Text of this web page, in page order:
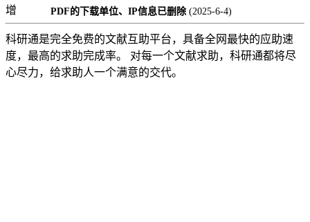
增
PDF的下载单位、IP信息已删除 (2025-6-4)
科研通是完全免费的文献互助平台，具备全网最快的应助速
度，最高的求助完成率。 对每一个文献求助，科研通都将尽
心尽力，给求助人一个满意的交代。